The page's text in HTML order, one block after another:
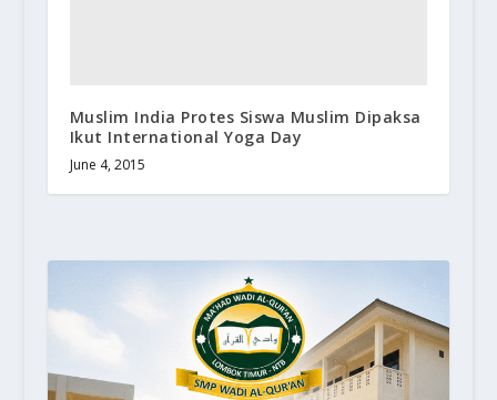
Muslim India Protes Siswa Muslim Dipaksa
Ikut International Yoga Day
June 4, 2015